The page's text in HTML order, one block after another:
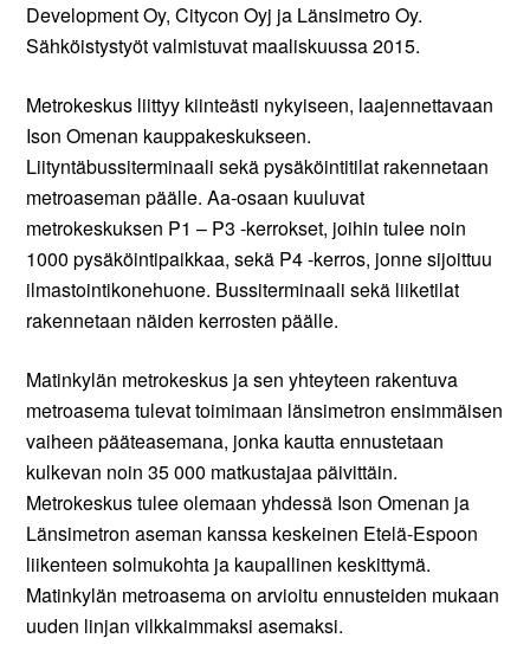
Development Oy, Citycon Oyj ja Länsimetro Oy.
Sähköistystyöt valmistuvat maaliskuussa 2015.
Metrokeskus liittyy kiinteästi nykyiseen, laajennettavaan
Ison Omenan kauppakeskukseen.
Liityntäbussiterminaali sekä pysäköintitilat rakennetaan
metroaseman päälle. Aa-osaan kuuluvat
metrokeskuksen P1 – P3 -kerrokset, joihin tulee noin
1000 pysäköintipaikkaa, sekä P4 -kerros, jonne sijoittuu
ilmastointikonehuone. Bussiterminaali sekä liiketilat
rakennetaan näiden kerrosten päälle.
Matinkylän metrokeskus ja sen yhteyteen rakentuva
metroasema tulevat toimimaan länsimetron ensimmäisen
vaiheen pääteasemana, jonka kautta ennustetaan
kulkevan noin 35 000 matkustajaa päivittäin.
Metrokeskus tulee olemaan yhdessä Ison Omenan ja
Länsimetron aseman kanssa keskeinen Etelä-Espoon
liikenteen solmukohta ja kaupallinen keskittymä.
Matinkylän metroasema on arvioitu ennusteiden mukaan
uuden linjan vilkkaimmaksi asemaksi.